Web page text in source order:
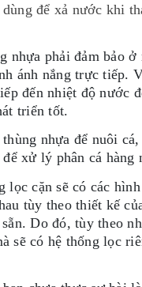
để xả nước khi
nhựa phải đảm bảo ở
ánh nắng trực tiếp.
đến nhiệt độ nước
triển tốt.
nhựa để nuôi
xử lý phân cá hàng
lọc cặn sẽ có các
tùy theo thiết kế
Do đó, tùy theo
sẽ có hệ thống lọc